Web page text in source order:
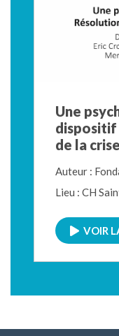
Une
dispositif
de la
Auteur :
Lieu : CH
VOIR